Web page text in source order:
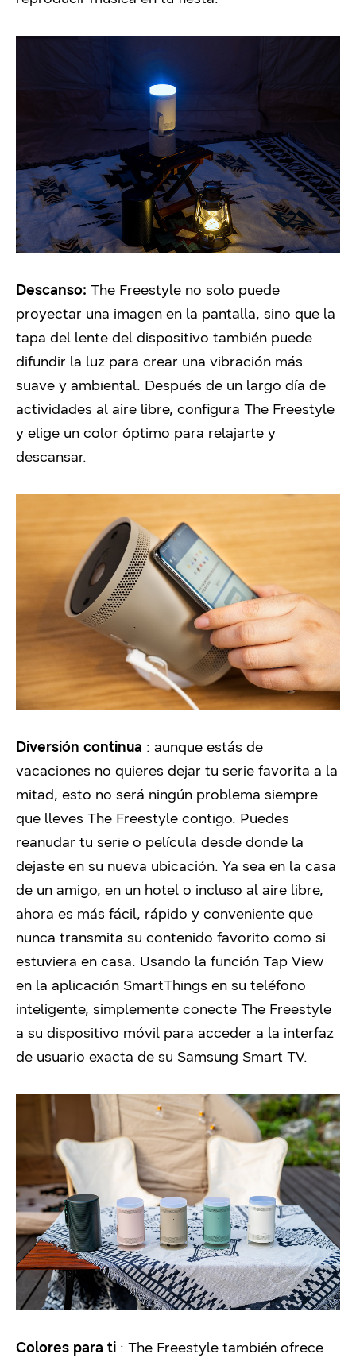
Descanso: The Freestyle no solo puede
proyectar una imagen en la pantalla, sino que la
tapa del lente del dispositivo también puede
difundir la luz para crear una vibración más
suave y ambiental. Después de un largo día de
actividades al aire libre, configura The Freestyle
y elige un color óptimo para relajarte y
descansar.
Diversión continua : aunque estás de
vacaciones no quieres dejar tu serie favorita a la
mitad, esto no será ningún problema siempre
que lleves The Freestyle contigo. Puedes
reanudar tu serie o película desde donde la
dejaste en su nueva ubicación. Ya sea en la casa
de un amigo, en un hotel o incluso al aire libre,
ahora es más fácil, rápido y conveniente que
nunca transmita su contenido favorito como si
estuviera en casa. Usando la función Tap View
en la aplicación SmartThings en su teléfono
inteligente, simplemente conecte The Freestyle
a su dispositivo móvil para acceder a la interfaz
de usuario exacta de su Samsung Smart TV.
Colores para ti : The Freestyle también ofrece